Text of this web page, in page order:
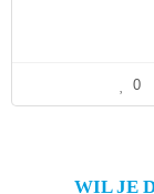
0
WIL JE